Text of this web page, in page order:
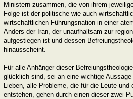
Ministern zusammen, die von ihrem
Folge ist der politische wie auch
wirtschaftlichen Führungsnation in einer
Anders der Iran, der unaufhaltsam zur
aufgestiegen ist und dessen
hinausscheint.
Für alle Anhänger dieser
glücklich sind, sei an eine wichtige
Lieben, alle Probleme, die für die Leute
entstehen, gehen durch einen dieser zwei